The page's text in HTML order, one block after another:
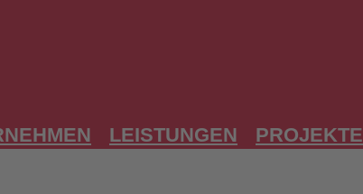
LEISTUNGEN PROJEKTE